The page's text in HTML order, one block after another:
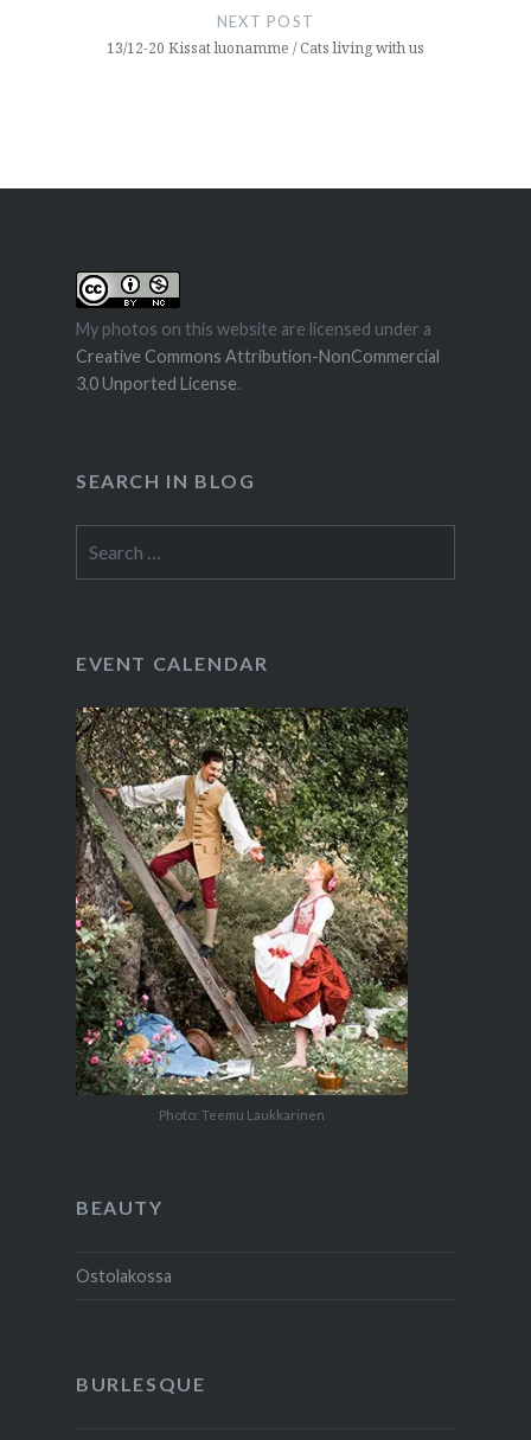
NEXT POST
13/12-20 Kissat luonamme / Cats living with us
My photos on this website are licensed under a
Creative Commons Attribution-NonCommercial
3.0 Unported License.
SEARCH IN BLOG
for:
EVENT CALENDAR
Photo: Teemu Laukkarinen
BEAUTY
Ostolakossa
BURLESQUE